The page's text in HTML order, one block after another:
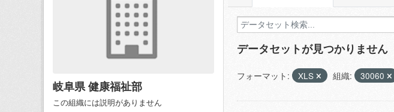
岐阜県 健康福祉部
この組織には説明がありません
データセットが見つかりません
フォーマット: XLS 組織: 30060